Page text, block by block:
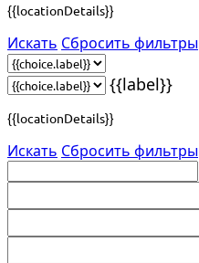
{{locationDetails}}
Искать Сбросить фильтры
{{label}}
{{locationDetails}}
Искать Сбросить фильтры